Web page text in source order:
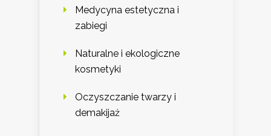
Medycyna estetyczna i
zabiegi
Naturalne i ekologiczne
kosmetyki
Oczyszczanie twarzy i
demakijaż